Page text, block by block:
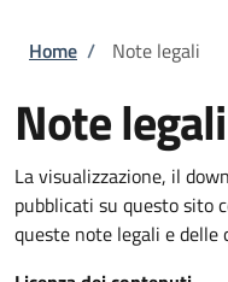
Briciole di
Home / Note legali
Note legali
La visualizzazione, il
pubblicati su questo sito
queste note legali e delle